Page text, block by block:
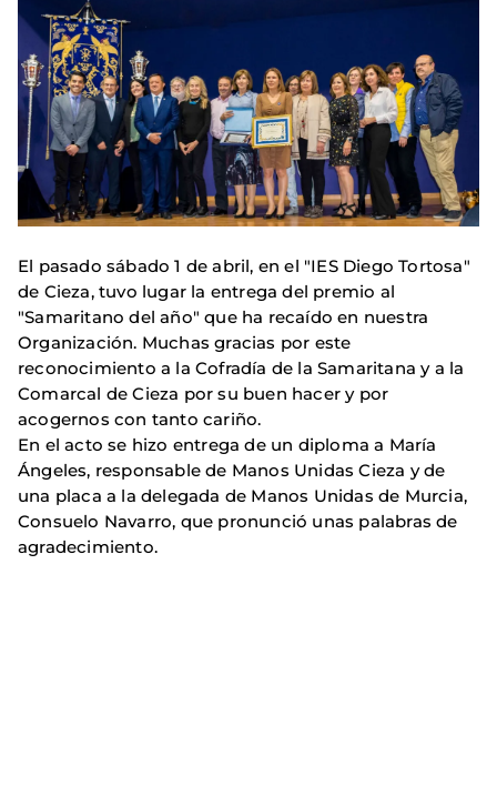
El pasado sábado 1 de abril, en el "IES Diego Tortosa"
de Cieza, tuvo lugar la entrega del premio al
"Samaritano del año" que ha recaído en nuestra
Organización. Muchas gracias por este
reconocimiento a la Cofradía de la Samaritana y a la
Comarcal de Cieza por su buen hacer y por
acogernos con tanto cariño.
En el acto se hizo entrega de un diploma a María
Ángeles, responsable de Manos Unidas Cieza y de
una placa a la delegada de Manos Unidas de Murcia,
Consuelo Navarro, que pronunció unas palabras de
agradecimiento.